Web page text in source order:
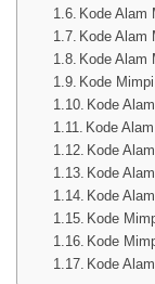
Kode Alam
Kode Alam
Kode Alam
Kode
Kode
Kode
Kode
Kode
Kode
Kode
Kode
Kode